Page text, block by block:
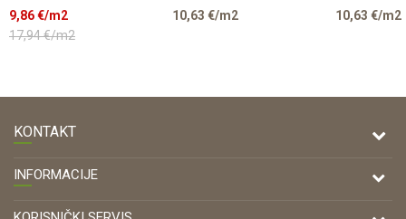
9,86€/m2
17,94€/m2
10,63 €/m2 10,63 €/m2
KONTAKT
DRVONA D.O.O.
Antuna Mihanovića 7,
47000 Karlovac
INFORMACIJE
O nama